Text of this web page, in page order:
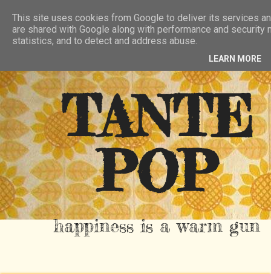
RSS FEED
TANTE
POP
happiness is a warm gun
This site uses cookies from Google to deliver its services
are shared with Google along with performance and
statistics, and to detect and address abuse.
LEARN MORE